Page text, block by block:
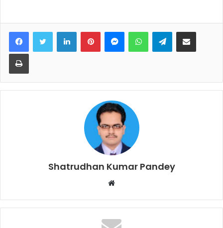
FacebookTwitter LinkedInPinterestMessengerWhatsAppTelegramShare via Email
Print
Shatrudhan Kumar Pandey
Website